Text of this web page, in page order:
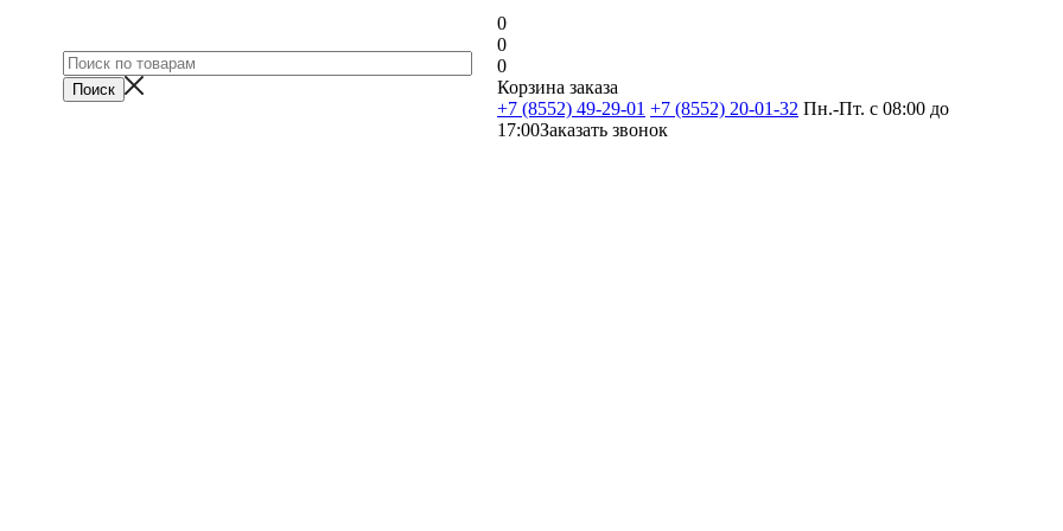
0
0
0
Корзина заказа
+7 (8552) 49-29-01 +7 (8552) 20-01-32 Пн.-Пт. с 08:00 до
17:00Заказать звонок